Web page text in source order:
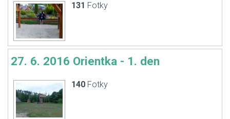
131 Fotky
27. 6. 2016 Orientka - 1. den
140 Fotky